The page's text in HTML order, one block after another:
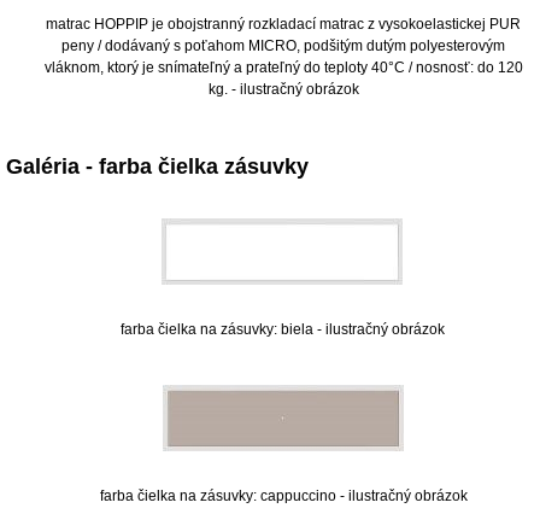
matrac HOPPIP je obojstranný rozkladací matrac z vysokoelastickej PUR
peny / dodávaný s poťahom MICRO, podšitým dutým polyesterovým
vláknom, ktorý je snímateľný a prateľný do teploty 40°C / nosnosť: do 120
kg. - ilustračný obrázok
Galéria - farba čielka zásuvky
farba čielka na zásuvky: biela - ilustračný obrázok
farba čielka na zásuvky: cappuccino - ilustračný obrázok